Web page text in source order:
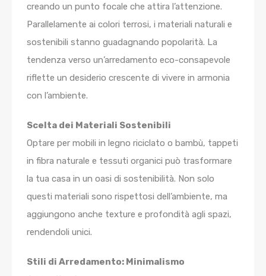
creando un punto focale che attira l’attenzione.
Parallelamente ai colori terrosi, i materiali naturali e
sostenibili stanno guadagnando popolarità. La
tendenza verso un’arredamento eco-consapevole
riflette un desiderio crescente di vivere in armonia
con l’ambiente.
Scelta dei Materiali Sostenibili
Optare per mobili in legno riciclato o bambù, tappeti
in fibra naturale e tessuti organici può trasformare
la tua casa in un oasi di sostenibilità. Non solo
questi materiali sono rispettosi dell’ambiente, ma
aggiungono anche texture e profondità agli spazi,
rendendoli unici.
Stili di Arredamento: Minimalismo